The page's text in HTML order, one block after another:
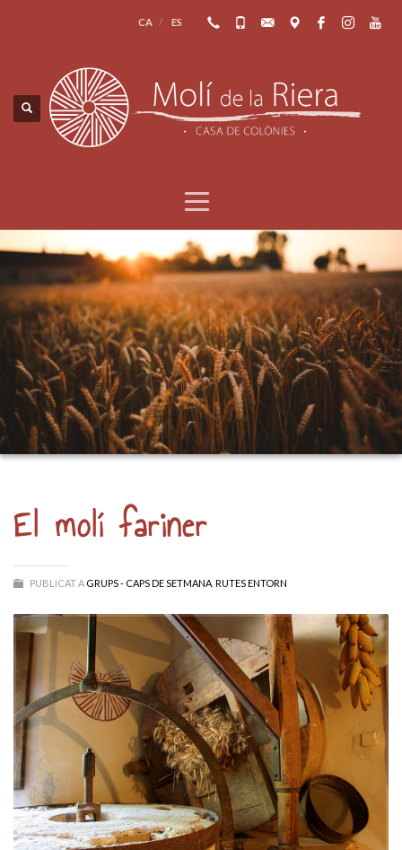
CA ES
El molí fariner
PUBLICAT A GRUPS - CAPS DE SETMANA RUTES ENTORN